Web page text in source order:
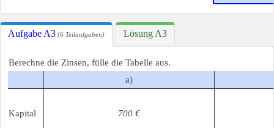
Aufgabe A3 (6 Teilaufgaben) Lösung A3
Berechne die Zinsen, fülle die Tabelle aus.
a)
Kapital 700 €